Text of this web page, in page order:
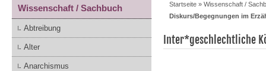
Wissenschaft / Sachbuch
Abtreibung
Alter
Anarchismus
Startseite » Wissenschaft /
Diskurs/Begegnungen im
Inter*geschlechtliche